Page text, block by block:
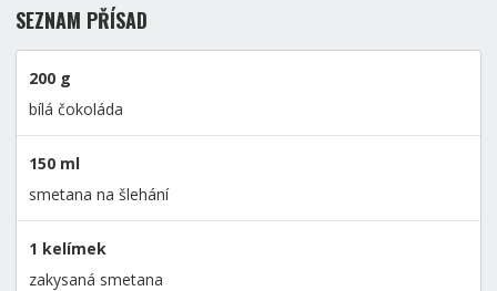
SEZNAM PŘÍSAD
200 g
bílá čokoláda
150 ml
smetana na šlehání
1 kelímek
zakysaná smetana